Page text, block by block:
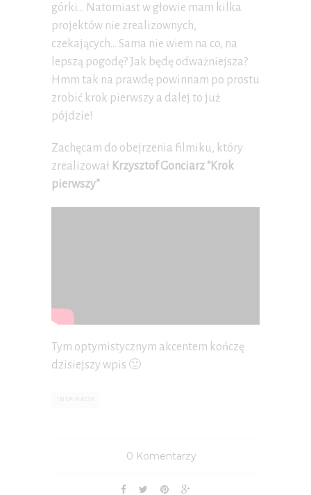
górki… Natomiast w głowie mam kilka
projektów nie zrealizownych,
czekających… Sama nie wiem na co, na
lepszą pogodę? Jak będę odważniejsza?
Hmm tak na prawdę powinnam po prostu
zrobić krok pierwszy a dalej to już
pójdzie!
Zachęcam do obejrzenia filmiku, który
zrealizował Krzysztof Gonciarz “Krok
pierwszy”
Tym optymistycznym akcentem kończę
dzisiejszy wpis 🙂
INSPIRACJE
0 Komentarzy